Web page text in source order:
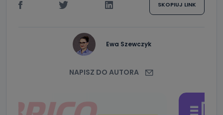
SKOPIUJ LINK
Ewa Szewczyk
NAPISZ DO AUTORA